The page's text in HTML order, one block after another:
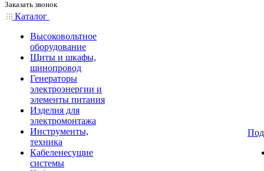
Заказать звонок
Каталог
Высоковольтное
оборудование
Щиты и шкафы,
шинопровод
Генераторы
электроэнергии и
элементы питания
Изделия для
электромонтажа
Инструменты,
техника
Кабеленесущие
системы